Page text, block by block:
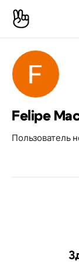
Felipe
Пользователь